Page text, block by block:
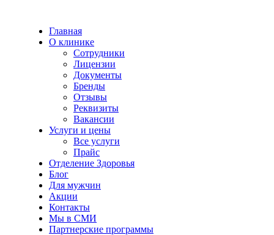
Главная
О клинике
Сотрудники
Лицензии
Документы
Бренды
Отзывы
Реквизиты
Вакансии
Услуги и цены
Все услуги
Прайс
Отделение Здоровья
Блог
Для мужчин
Акции
Контакты
Мы в СМИ
Партнерские программы